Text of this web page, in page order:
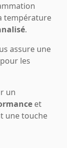
température
.
assure une
les
un
et
une touche